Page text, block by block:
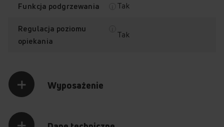
Funkcja podgrzewania Tak
Regulacja poziomu
opiekania
Tak
Wyposażenie